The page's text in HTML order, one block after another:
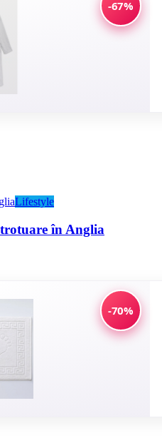
-67%
Lifestyle
în Anglia
-70%